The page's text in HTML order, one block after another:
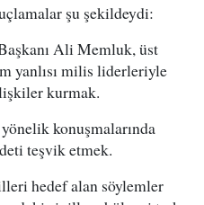
şu şekildeydi:
Ali Memluk, üst
yanlısı milis liderleriyle
kurmak.
konuşmalarında
teşvik etmek.
hedef alan söylemler